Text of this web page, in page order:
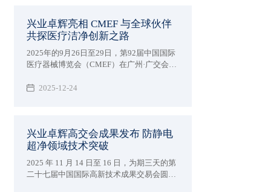
的专业技术，把 “省心” 变成了可感知的安全
与舒适。
兴业卓辉亮相 CMEF 与全球伙伴
共探医疗洁净创新之路
2025年的9月26日至29日，第92届中国国际
医疗器械博览会（CMEF）在广州·广交会展
CMEF与全球伙伴共探医疗洁净创新之路。
2025-12-24
兴业卓辉高交会成果发布 防静电
超净领域技术突破
2025 年 11 月 14 日至 16 日，为期三天的第
二十七届中国国际高新技术成果交易会圆满